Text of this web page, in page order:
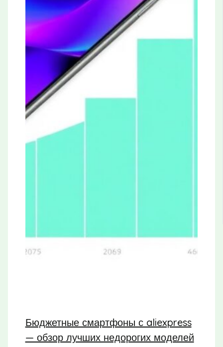
Бюджетные смартфоны с aliexpress
— обзор лучших недорогих моделей